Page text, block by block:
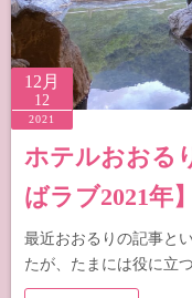
12月
12
2021
ホテルおおる
ばラブ2021年】
最近おおるりの記事と
たが、たまには役に立